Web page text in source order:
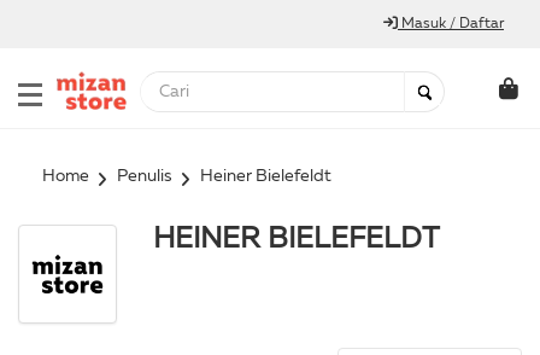
Masuk / Daftar
Home Penulis Heiner Bielefeldt
HEINER BIELEFELDT